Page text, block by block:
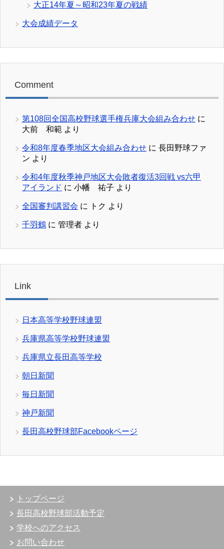
大正14年夏～昭和23年夏の戦績
大会成績データ
Comment
第108回全国高校野球選手権兵庫大会組み合わせ に
大前 和範 より
令和8年度春季地区大会組み合わせ に 長田野球ファ
ン より
令和4年度秋季神戸地区大会敗者復活3回戦 vs六甲
アイランド に 小幡 祐子 より
全国審判講習会 に トク より
千羽鶴 に 管理者 より
Link
日本高等学校野球連盟
兵庫県高等学校野球連盟
兵庫県立長田高等学校
朝日新聞
毎日新聞
神戸新聞
長田高校野球部Facebookページ
トップページ
長田高校野球部活動予定
学校へのアクセス
お問い合わせ